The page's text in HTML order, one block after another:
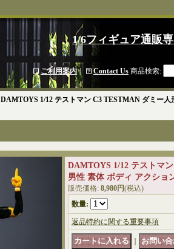
1/6フィギュア通販
ご利用案内｜ Contact Us 商品検索:
DAMTOYS 1/12 テストマン C3 TESTMAN ダミー
DAMTOYS 1/12 テストマ
男性 素体 ボディ アクショ
販売価格: 8,980円(税込)
数量:
返品特約に関する重要事項